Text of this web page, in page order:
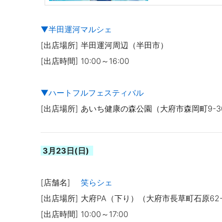
▼半田運河マルシェ
[出店場所] 半田運河周辺（半田市）
[出店時間] 10:00～16:00
▼ハートフルフェスティバル
[出店場所] あいち健康の森公園（大府市森岡町9-
3月23日(日)
[店舗名] 笑らシェ
[出店場所] 大府PA（下り）（大府市長草町石原62-
[出店時間] 10:00～17:00